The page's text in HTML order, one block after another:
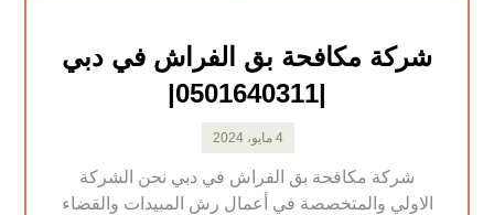
شركة مكافحة بق الفراش في دبي
|0501640311|
4 مايو، 2024
شركة مكافحة بق الفراش في دبي نحن الشركة
الاولي والمتخصصة في أعمال رش المبيدات والقضاء